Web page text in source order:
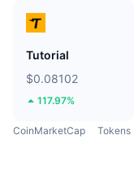
Tutorial
$0.08102
117.97%
CoinMarketCap Tokens